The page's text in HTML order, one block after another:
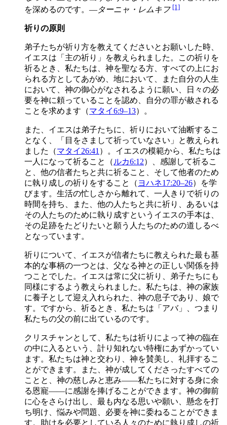
を深めるのです。—ターニャ・レムキフ [1]
祈りの原則
弟子たちが祈り方を教えてくださいとお願いした時、
イエスは「主の祈り」を教えられました。この祈りを
祈るとき、私たちは、神を聖なる方、すべての上にお
られる方としてあがめ、地において、また自分の人生
において、神の御心がなされるように願い、日々の必
要を神に頼っていることを認め、自分の罪が赦される
ことを求めます（マタイ6:9–13）。
また、イエスは弟子たちに、祈りにおいて油断するこ
となく、「目をさまして祈っていなさい」と教えられ
ました（マタイ26:41 ）。イエスの模範から、私たちは
一人になって祈ること（ ルカ6:12）、感謝して祈るこ
と、他の信者たちと共に祈ること、そして他者のため
に執り成しの祈りをすること（ ヨハネ17:20–26）を学
びます。生活の忙しさから離れて、一人きりで祈りの
時間を持ち、また、他の人たちと共に祈り、あるいは
その人たちのために執り成すというイエスの手本は、
その足跡をたどりたいと願う人たちのための道しるべ
となっています。
祈りについて、イエスが信者たちに教えられた最も基
本的な事柄の一つとは、父なる神との正しい関係を持
つことでした。イエスは常に父に祈り、弟子たちにも
同様にするよう教えられました。私たちは、神の家族
に養子として迎え入れられた、神の息子であり、娘で
す。ですから、祈るとき、私たちは「アバ」、つまり
私たちの父の前に出ているのです。
クリスチャンとして、私たちは祈りによって神の臨在
の中に入るという、計り知れない特権にあずかってい
ます。私たちは神と交わり、神を賛美し、礼拝するこ
とができます。また、神が成してくださったすべての
ことと、神の慈しみと恵み――私たちに対する身に余
る恩寵――に感謝を捧げることができます。神の御前
に心をさらけ出し、最も内なる思いや願い、懸念を打
ち明け、悩みや問題、必要を神に委ねることができま
す。助けを必要としている人々のために執り成しの祈